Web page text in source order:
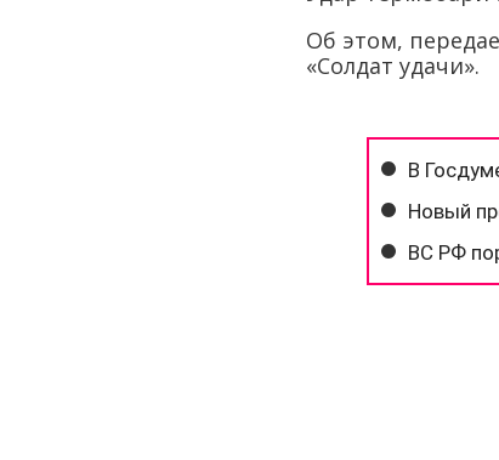
Об этом,
«Солдат удачи».